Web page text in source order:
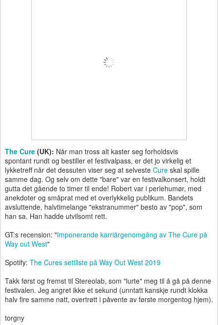
The Cure (UK): Når man tross alt kaster seg forholdsvis
spontant rundt og bestiller et festivalpass, er det jo virkelig et
lykketreff når det dessuten viser seg at selveste Cure skal spille
samme dag. Og selv om dette "bare" var en festivalkonsert, holdt
gutta det gående to timer til ende! Robert var i perlehumør, med
anekdoter og småprat med et overlykkelig publikum. Bandets
avsluttende, halvtimelange "ekstranummer" besto av "pop", som
han sa. Han hadde utvilsomt rett.
GT:s recension: "Imponerande karriärgenomgång av The Cure på
Way out West"
Spotify: The Cures settliste på Way Out West 2019
Takk først og fremst til Stereolab, som "lurte" meg til å gå på denne
festivalen. Jeg angret ikke et sekund (unntatt kanskje rundt klokka
halv fire samme natt, overtrøtt i påvente av første morgentog hjem).
torgny